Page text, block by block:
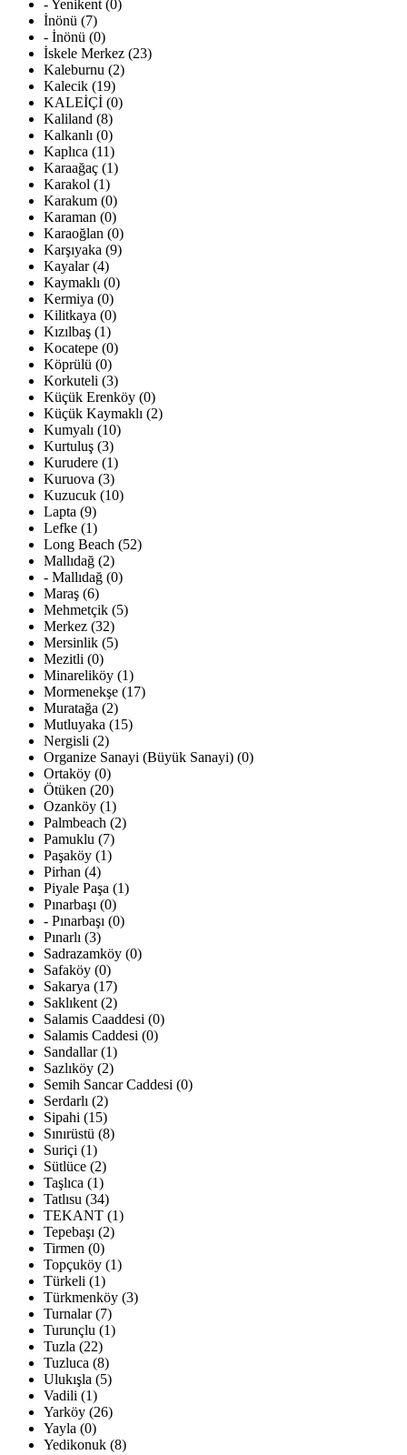
- Yenikent (0)
İnönü (7)
- İnönü (0)
İskele Merkez (23)
Kaleburnu (2)
Kalecik (19)
KALEİÇİ (0)
Kaliland (8)
Kalkanlı (0)
Kaplıca (11)
Karaağaç (1)
Karakol (1)
Karakum (0)
Karaman (0)
Karaoğlan (0)
Karşıyaka (9)
Kayalar (4)
Kaymaklı (0)
Kermiya (0)
Kilitkaya (0)
Kızılbaş (1)
Kocatepe (0)
Köprülü (0)
Korkuteli (3)
Küçük Erenköy (0)
Küçük Kaymaklı (2)
Kumyalı (10)
Kurtuluş (3)
Kurudere (1)
Kuruova (3)
Kuzucuk (10)
Lapta (9)
Lefke (1)
Long Beach (52)
Mallıdağ (2)
- Mallıdağ (0)
Maraş (6)
Mehmetçik (5)
Merkez (32)
Mersinlik (5)
Mezitli (0)
Minareliköy (1)
Mormenekşe (17)
Muratağa (2)
Mutluyaka (15)
Nergisli (2)
Organize Sanayi (Büyük Sanayi) (0)
Ortaköy (0)
Ötüken (20)
Ozanköy (1)
Palmbeach (2)
Pamuklu (7)
Paşaköy (1)
Pirhan (4)
Piyale Paşa (1)
Pınarbaşı (0)
- Pınarbaşı (0)
Pınarlı (3)
Sadrazamköy (0)
Safaköy (0)
Sakarya (17)
Saklıkent (2)
Salamis Caaddesi (0)
Salamis Caddesi (0)
Sandallar (1)
Sazlıköy (2)
Semih Sancar Caddesi (0)
Serdarlı (2)
Sipahi (15)
Sınırüstü (8)
Suriçi (1)
Sütlüce (2)
Taşlıca (1)
Tatlısu (34)
TEKANT (1)
Tepebaşı (2)
Tirmen (0)
Topçuköy (1)
Türkeli (1)
Türkmenköy (3)
Turnalar (7)
Turunçlu (1)
Tuzla (22)
Tuzluca (8)
Ulukışla (5)
Vadili (1)
Yarköy (26)
Yayla (0)
Yedikonuk (8)